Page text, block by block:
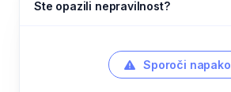
Ste opazili nepravilnost?
Sporoči napako